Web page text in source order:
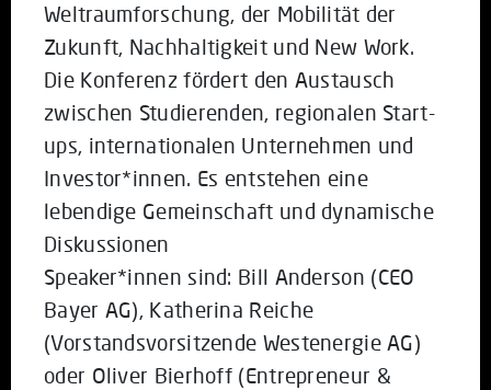
Weltraumforschung, der Mobilität der
Zukunft, Nachhaltigkeit und New Work.
Die Konferenz fördert den Austausch
zwischen Studierenden, regionalen Start-
ups, internationalen Unternehmen und
Investor*innen. Es entstehen eine
lebendige Gemeinschaft und dynamische
Diskussionen
Speaker*innen sind: Bill Anderson (CEO
Bayer AG), Katherina Reiche
(Vorstandsvorsitzende Westenergie AG)
oder Oliver Bierhoff (Entrepreneur &